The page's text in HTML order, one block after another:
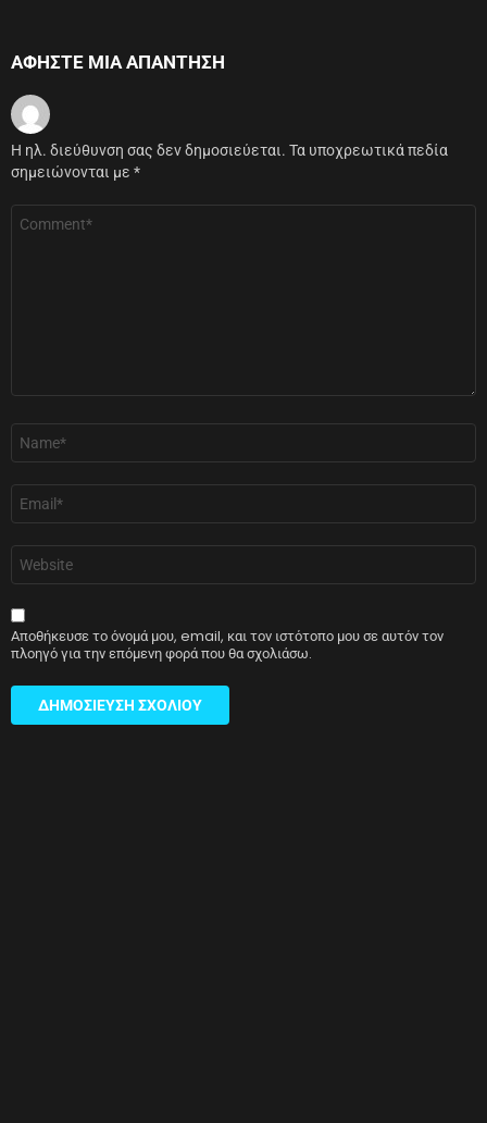
ΑΦΉΣΤΕ ΜΙΑ ΑΠΆΝΤΗΣΗ
Η ηλ. διεύθυνση σας δεν δημοσιεύεται. Τα υποχρεωτικά πεδία
σημειώνονται με *
Σχόλιο
Όνομα
Email
Ιστότοπος
Αποθήκευσε το όνομά μου, email, και τον ιστότοπο μου σε αυτόν τον
πλοηγό για την επόμενη φορά που θα σχολιάσω.